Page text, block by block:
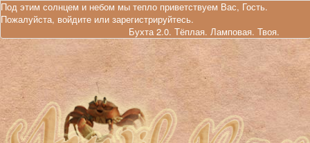
Под этим солнцем и небом мы тепло приветствуем Вас, Гость.
Пожалуйста, войдите или зарегистрируйтесь.
Бухта 2.0. Тёплая. Ламповая. Твоя.